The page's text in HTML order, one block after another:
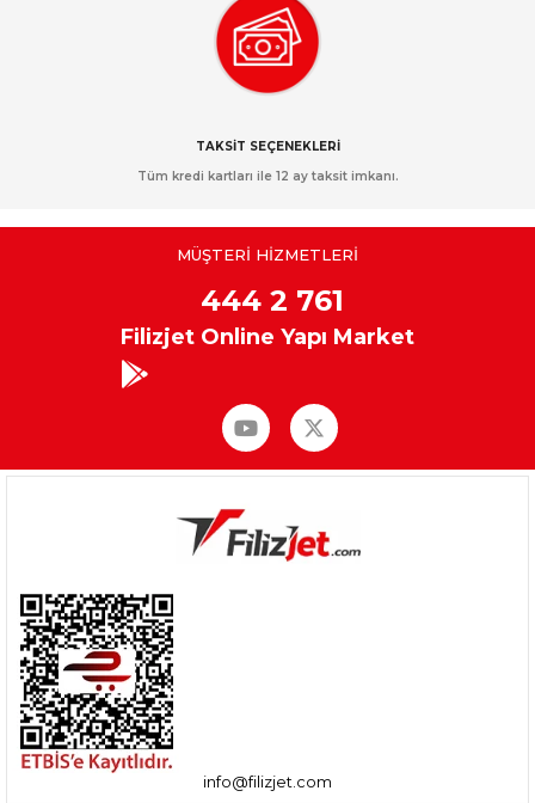
TAKSİT SEÇENEKLERİ
Tüm kredi kartları ile 12 ay taksit imkanı.
MÜŞTERİ HİZMETLERİ
444 2 761
Filizjet Online Yapı Market
info@filizjet.com